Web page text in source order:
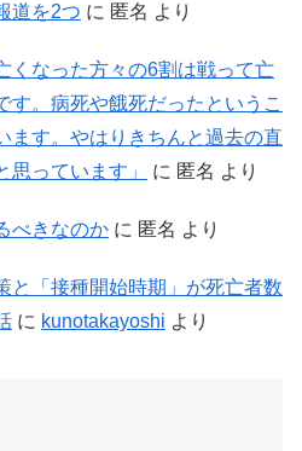
道を2つ に 匿名 より
くなった方々の6割は戦って亡
す。病死や餓死だったというこ
ます。やはりきちんと過去の直
っています」
に 匿名 より
べきなのか に 匿名 より
と「接種開始時期」が死亡者数
に kunotakayoshi より